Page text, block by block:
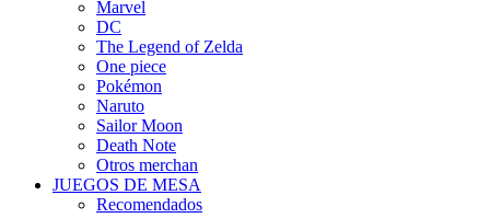
Marvel
DC
The Legend of Zelda
One piece
Pokémon
Naruto
Sailor Moon
Death Note
Otros merchan
JUEGOS DE MESA
Recomendados